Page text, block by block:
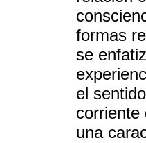
formas
se
el
corriente
una